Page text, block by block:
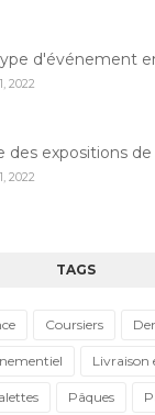
d'événement
2022
des expositions
2022
TAGS
Coursiers
Livraison
Pâques